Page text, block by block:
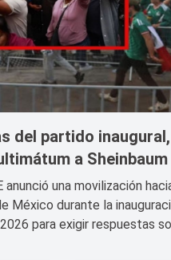
del partido
a Sheinbaum
anunció una movilización
México durante la
para exigir respuestas